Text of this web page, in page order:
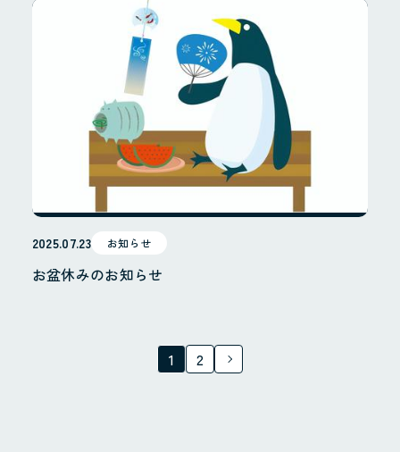
2025.07.23 お知らせ
お盆休みのお知らせ
1 2